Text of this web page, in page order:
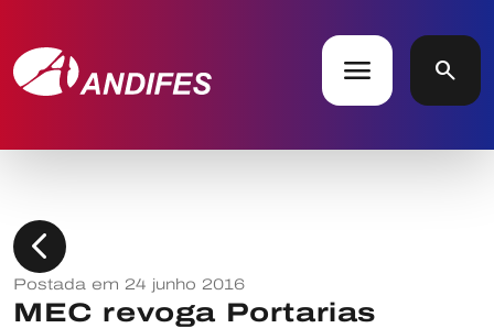
menu search
chevron_left
Postada em 24 junho 2016
MEC revoga Portarias